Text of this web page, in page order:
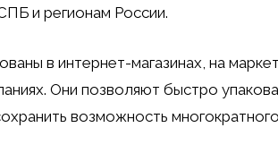
СПБ и регионам России.
в интернет-магазинах, на
Они позволяют быстро
возможность